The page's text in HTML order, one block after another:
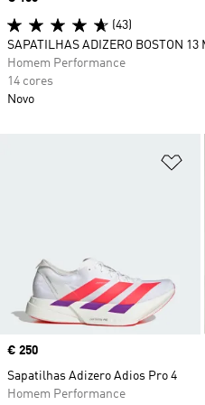
Price
€ 250
Sapatilhas Adizero Adios Pro 4
Homem Performance
(43)
SAPATILHAS ADIZERO BOSTON 13
Homem Performance
14 cores
Novo